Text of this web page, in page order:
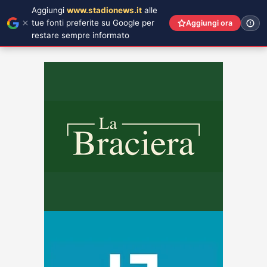
Aggiungi www.stadionews.it alle
tue fonti preferite su Google per
restare sempre informato
Aggiungi ora